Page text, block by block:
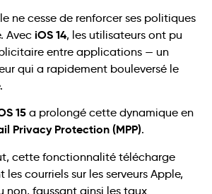
ne cesse de renforcer ses politiques
Avec iOS 14, les utilisateurs ont pu
entre applications — un
qui a rapidement bouleversé le
15 a prolongé cette dynamique en
Privacy Protection (MPP).
cette fonctionnalité télécharge
courriels sur les serveurs Apple,
non, faussant ainsi les taux